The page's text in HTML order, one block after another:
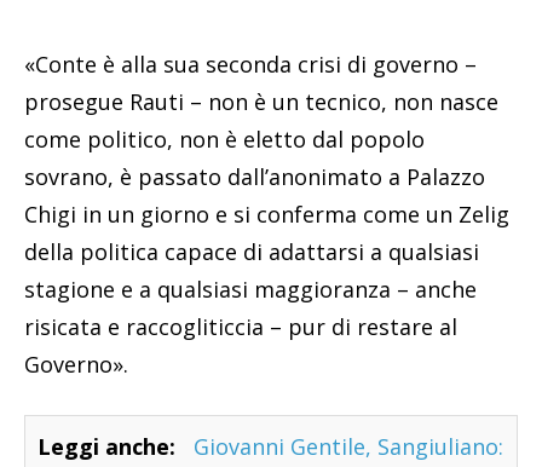
«Conte è alla sua seconda crisi di governo –
prosegue Rauti – non è un tecnico, non nasce
come politico, non è eletto dal popolo
sovrano, è passato dall’anonimato a Palazzo
Chigi in un giorno e si conferma come un Zelig
della politica capace di adattarsi a qualsiasi
stagione e a qualsiasi maggioranza – anche
risicata e raccogliticcia – pur di restare al
Governo».
Leggi anche:
Giovanni Gentile, Sangiuliano: